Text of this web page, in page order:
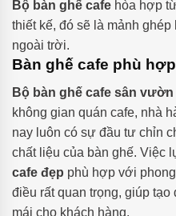
Bộ bàn ghế cafe hòa hợp
thiết kế, đó sẽ là mảnh
ngoài trời.
Bàn ghế cafe phù
Bộ bàn ghế cafe sân vườn
không gian quán cafe, nhà
nay luôn có sự đầu tư chỉn
chất liệu của bàn ghế. Việc
cafe đẹp phù hợp với
điều rất quan trọng, giúp
mái cho khách hàng.